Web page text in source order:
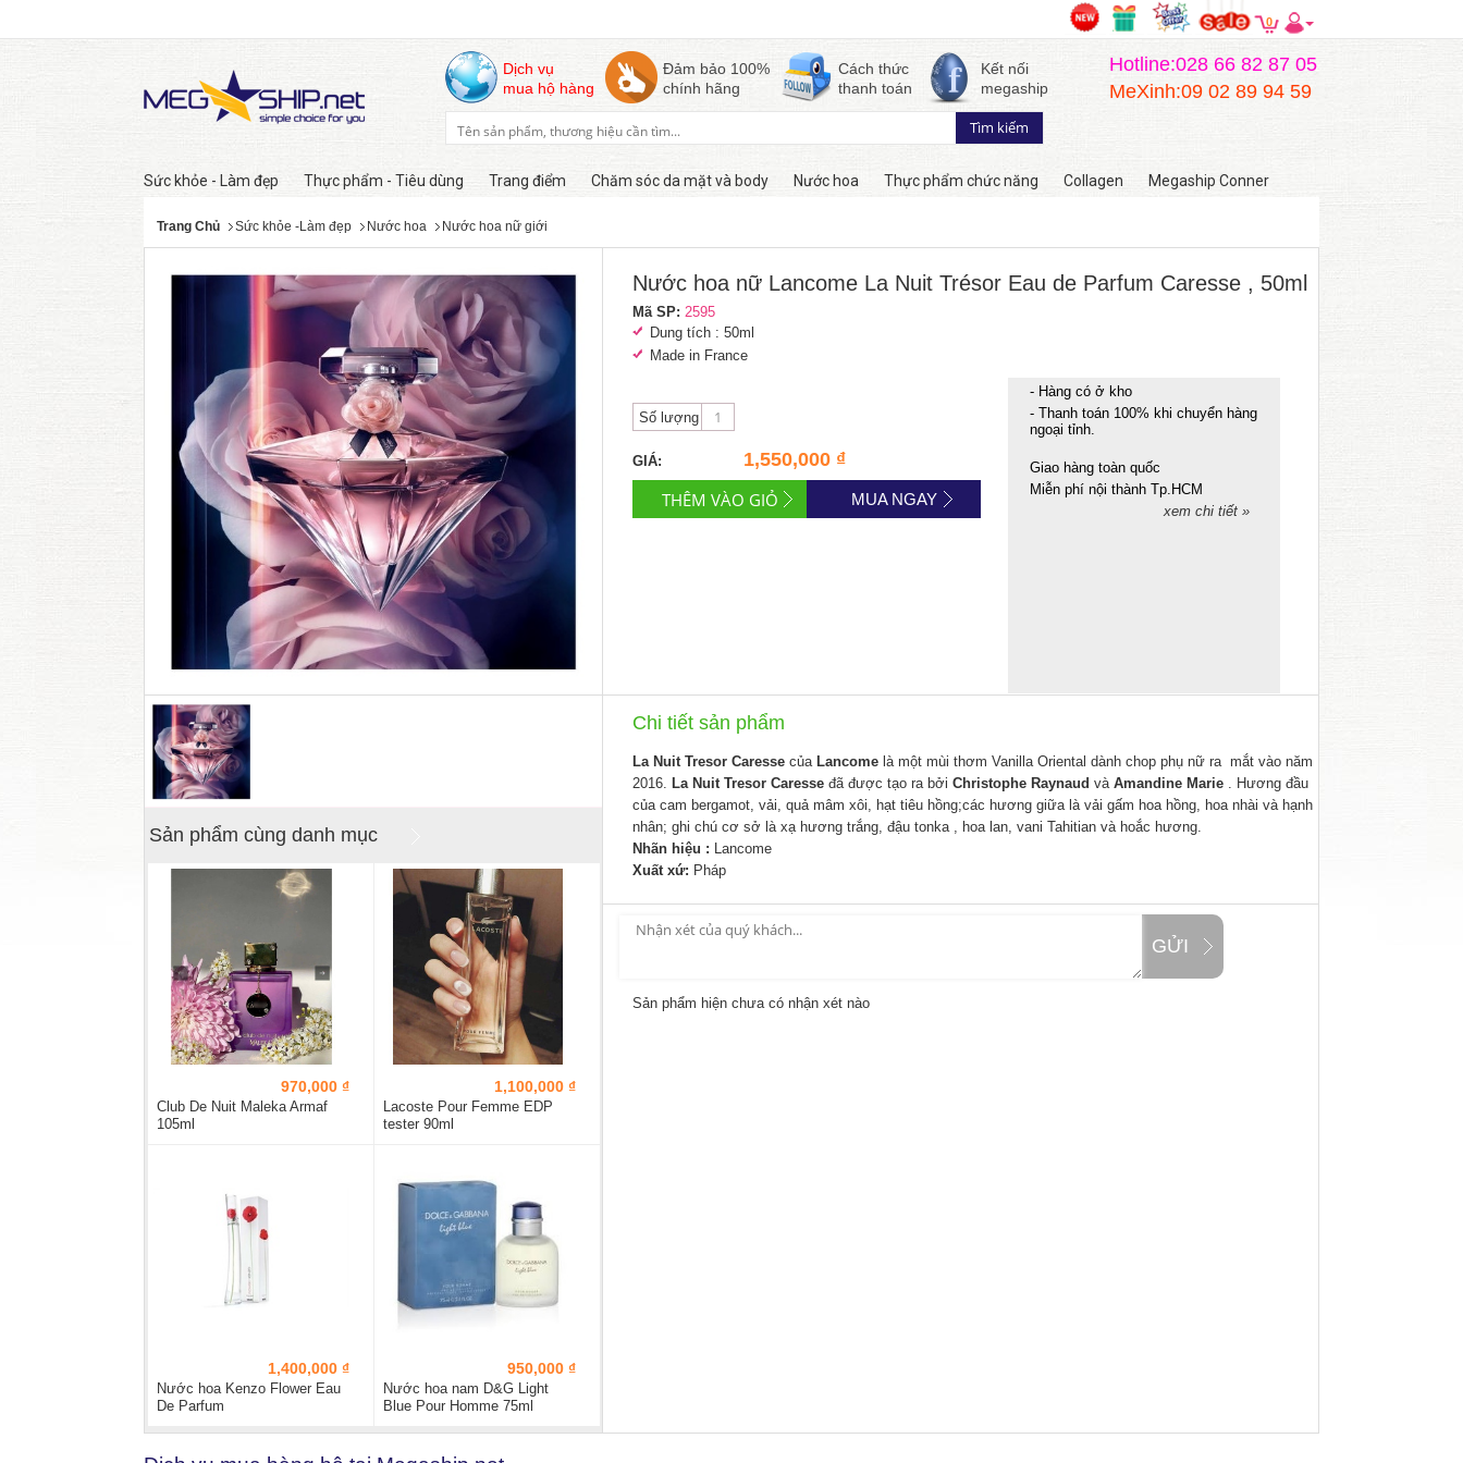
0
Dịch vụ
mua hộ hàng
Đảm bảo 100%
chính hãng
Cách thức
thanh toán
Kết nối
megaship
Hotline:028 66 82 87 05
MeXinh:09 02 89 94 59
Sức khỏe - Làm đẹp Thực phẩm - Tiêu dùng Trang điểm Chăm sóc da mặt và body Nước hoa Thực phẩm chức năng Collagen Megaship Conner
Trang Chủ Sức khỏe -Làm đẹp Nước hoa Nước hoa nữ giới
Còn hàng
Sản phẩm cùng danh mục
970,000 ₫
Club De Nuit Maleka Armaf
105ml
1,100,000 ₫
Lacoste Pour Femme EDP
tester 90ml
1,400,000 ₫
Nước hoa Kenzo Flower Eau
De Parfum
950,000 ₫
Nước hoa nam D&G Light
Blue Pour Homme 75ml
Nước hoa nữ Lancome La Nuit Trésor Eau de Parfum Caresse , 50ml
Mã SP: 2595
Dung tích : 50ml
Made in France
Số lượng
GIÁ: 1,550,000 ₫
MUA NGAY
- Hàng có ở kho
- Thanh toán 100% khi chuyển hàng
ngoại tỉnh.
Giao hàng toàn quốc
Miễn phí nội thành Tp.HCM
xem chi tiết »
Chi tiết sản phẩm
La Nuit Tresor Caresse củaLancome là một mùi thơm Vanilla Oriental dành chop phụ nữ ra mắt vào năm
2016. La Nuit Tresor Caresse đã được tạo ra bởi Christophe Raynaud và Amandine Marie . Hương đầu
của cam bergamot, vải, quả mâm xôi, hạt tiêu hồng;các hương giữa là vải gấm hoa hồng, hoa nhài và hạnh
nhân; ghi chú cơ sở là xạ hương trắng, đậu tonka , hoa lan, vani Tahitian và hoắc hương.
Nhãn hiệu : Lancome
Xuất xứ: Pháp
GỬI
Sản phẩm hiện chưa có nhận xét nào